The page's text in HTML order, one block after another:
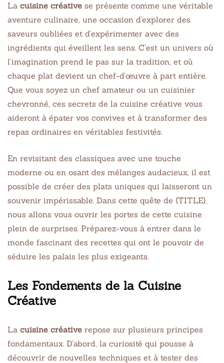
La cuisine créative se présente comme une véritable
aventure culinaire, une occasion d’explorer des
saveurs oubliées et d’expérimenter avec des
ingrédients qui éveillent les sens. C’est un univers où
l’imagination prend le pas sur la tradition, et où
chaque plat devient un chef-d’œuvre à part entière.
Que vous soyez un chef amateur ou un cuisinier
chevronné, ces secrets de la cuisine créative vous
aideront à épater vos convives et à transformer des
repas ordinaires en véritables festivités.
En revisitant des classiques avec une touche
moderne ou en osant des mélanges audacieux, il est
possible de créer des plats uniques qui laisseront un
souvenir impérissable. Dans cette quête de {TITLE},
nous allons vous ouvrir les portes de cette cuisine
plein de surprises. Préparez-vous à entrer dans le
monde fascinant des recettes qui ont le pouvoir de
séduire les palais les plus exigeants.
Les Fondements de la Cuisine
Créative
La cuisine créative repose sur plusieurs principes
fondamentaux. D’abord, la curiosité qui pousse à
découvrir de nouvelles techniques et à tester des